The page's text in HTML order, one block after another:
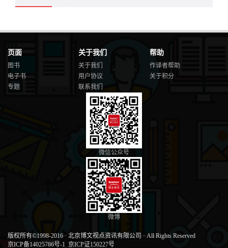
页面
图书
电子书
专题
关于我们
关于我们
用户协议
联系我们
帮助
作译者帮助
关于积分
微信公众号
微博
版权所有©1998-2016 · 北京博文视点资讯有限公司 · All Rights Reserved
京ICP备14025786号-1 京ICP证150227号